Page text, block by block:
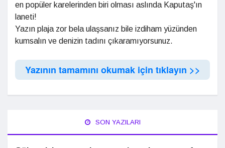
en popüler karelerinden biri olması aslında Kaputaş'ın
laneti!
Yazın plaja zor bela ulaşsanız bile izdiham yüzünden
kumsalın ve denizin tadını çıkaramıyorsunuz.
Yazının tamamını okumak için tıklayın >>
SON YAZILARI